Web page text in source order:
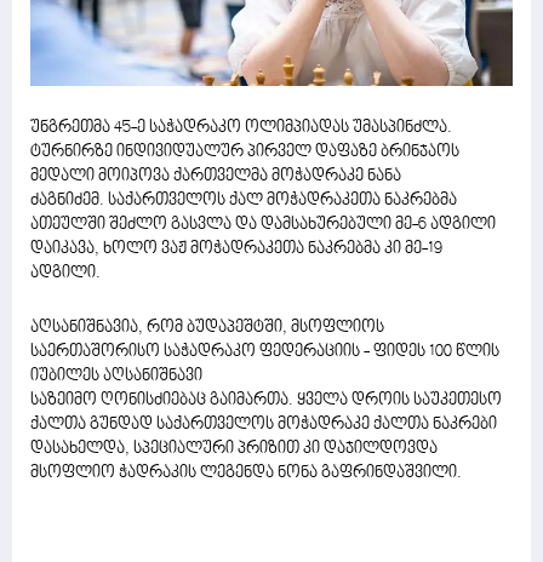
უნგრეთმა 45-ე საჭადრაკო ოლიმპიადას უმასპინძლა.
ტურნირზე ინდივიდუალურ პირველ დაფაზე ბრინჯაოს
მედალი მოიპოვა ქართველმა მოჭადრაკე ნანა
ძაგნიძემ. საქართველოს ქალ მოჭადრაკეთა ნაკრებმა
ათეულში შეძლო გასვლა და დამსახურებული მე-6 ადგილი
დაიკავა, ხოლო ვაჟ მოჭადრაკეთა ნაკრებმა კი მე-19
ადგილი.
აღსანიშნავია, რომ ბუდაპეშტში, მსოფლიოს
საერთაშორისო საჭადრაკო ფედერაციის - ფიდეს 100 წლის
იუბილეს აღსანიშნავი
საზეიმო ღონისძიებაც გაიმართა. ყველა დროის საუკეთესო
ქალთა გუნდად საქართველოს მოჭადრაკე ქალთა ნაკრები
დასახელდა, სპეციალური პრიზით კი დაჯილდოვდა
მსოფლიო ჭადრაკის ლეგენდა ნონა გაფრინდაშვილი.